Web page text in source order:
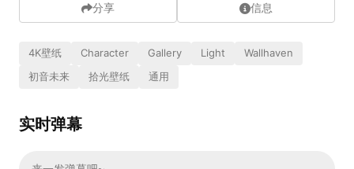
分享 信息
4K壁纸 Character Gallery Light
Wallhaven
初音未来
拾光壁纸 通用
实时弹幕
相关壁纸